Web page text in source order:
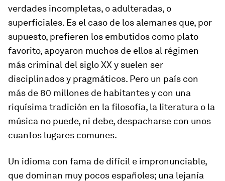
verdades incompletas, o adulteradas, o
superficiales. Es el caso de los alemanes que, por
supuesto, prefieren los embutidos como plato
favorito, apoyaron muchos de ellos al régimen
más criminal del siglo XX y suelen ser
disciplinados y pragmáticos. Pero un país con
más de 80 millones de habitantes y con una
riquísima tradición en la filosofía, la literatura o la
música no puede, ni debe, despacharse con unos
cuantos lugares comunes.
Un idioma con fama de difícil e impronunciable,
que dominan muy pocos españoles; una lejanía